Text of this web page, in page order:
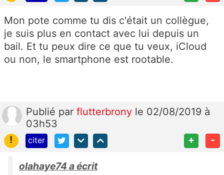
Mon pote comme tu dis c'était un collègue,
je suis plus en contact avec lui depuis un
bail. Et tu peux dire ce que tu veux, iCloud
ou non, le smartphone est rootable.
Publié par flutterbrony le 02/08/2019 à
03h53
!
citer + -
olahaye74 a écrit